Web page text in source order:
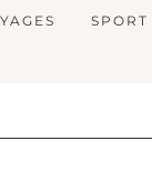
SPORT